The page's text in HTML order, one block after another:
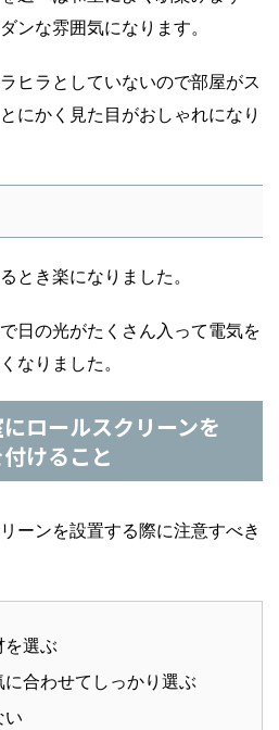
ンな雰囲気になります。
ヒラとしていないので部屋がス
にかく見た目がおしゃれになり
とき楽になりました。
日の光がたくさん入って電気を
なりました。
ロールスクリーンを
けること
ーンを設置する際に注意すべき
を選ぶ
合わせてしっかり選ぶ
い